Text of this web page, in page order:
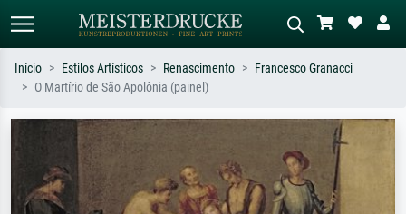
Pesquise por artista, título ou estilo –
ex: Monet, Noite Estrelada,
impressionismo, onda de Hokusai, nu.
Descreva a cena – ex: prado verde,
abstrato com muito vermelho, pintura
a óleo escura, nu em pé ao lado de
uma árvore.
Início Estilos Artísticos Renascimento
Francesco Granacci
O Martírio de São Apolônia (painel)